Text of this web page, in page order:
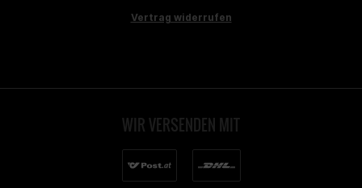
Vertrag widerrufen
WIR VERSENDEN MIT